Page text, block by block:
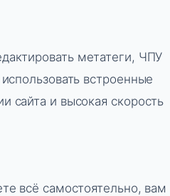
метатеги, ЧПУ
встроенные
сайта и высокая скорость
всё самостоятельно, вам